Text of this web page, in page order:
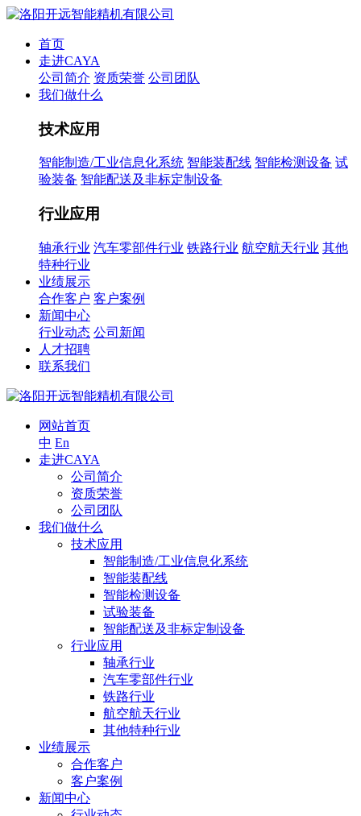
首页
走进CAYA
公司简介 资质荣誉 公司团队
我们做什么
技术应用
智能制造/工业信息化系统 智能装配线 智能检测设备 试
验装备 智能配送及非标定制设备
行业应用
轴承行业 汽车零部件行业 铁路行业 航空航天行业 其他
特种行业
业绩展示
合作客户 客户案例
新闻中心
行业动态 公司新闻
人才招聘
联系我们
网站首页
中 En
走进CAYA
公司简介
资质荣誉
公司团队
我们做什么
技术应用
智能制造/工业信息化系统
智能装配线
智能检测设备
试验装备
智能配送及非标定制设备
行业应用
轴承行业
汽车零部件行业
铁路行业
航空航天行业
其他特种行业
业绩展示
合作客户
客户案例
新闻中心